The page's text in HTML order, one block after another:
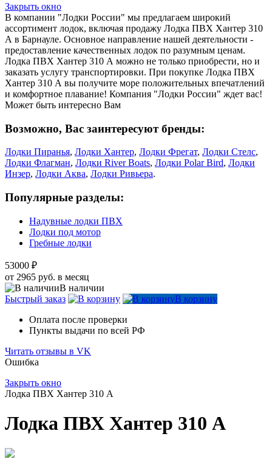
Закрыть окно
В компании "Лодки России" мы предлагаем широкий
ассортимент лодок, включая продажу Лодка ПВХ Хантер 310
А в Барнауле. Основное направление нашей деятельности -
предоставление качественных лодок по разумным ценам.
Лодка ПВХ Хантер 310 А можно не только приобрести, но и
заказать услугу транспортировки. При покупке Лодка ПВХ
Хантер 310 А вы получите море положительных впечатлений
и комфортное плавание! Компания "Лодки России" ждет вас!
Может быть интересно Вам
Возможно, Вас заинтересуют бренды:
Лодки Пиранья, Лодки Хантер, Лодки Фрегат, Лодки Стелс,
Лодки Флагман, Лодки River Boats, Лодки Polar Bird, Лодки
Инзер, Лодки Аква, Лодки Ривьера.
Популярные разделы:
Надувные лодки ПВХ
Лодки под мотор
Гребные лодки
53000 ₽
от 2965 руб. в месяц
В наличии
Быстрый заказ
В корзину
Оплата после проверки
Пункты выдачи по всей РФ
Читать отзывы в VK
Ошибка
Закрыть окно
Лодка ПВХ Хантер 310 А
Лодка ПВХ Хантер 310 А